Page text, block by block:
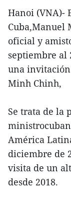
Hanoi (VNA)-
Cuba,Manuel
oficial y
septiembre al
una
Minh Chinh,
Se trata de la
América
diciembre de
visita de un
desde 2018.